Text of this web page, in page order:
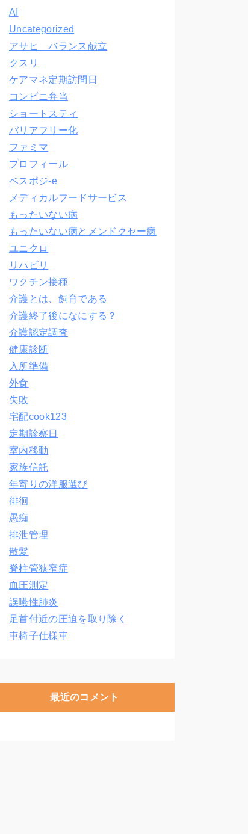
AI
Uncategorized
アサヒ バランス献立
クスリ
ケアマネ定期訪問日
コンビニ弁当
ショートスティ
バリアフリー化
ファミマ
プロフィール
ベスポジ-e
メディカルフードサービス
もったいない病
もったいない病とメンドクセー病
ユニクロ
リハビリ
ワクチン接種
介護とは、飼育である
介護終了後になにする？
介護認定調査
健康診断
入所準備
外食
失敗
宅配cook123
定期診察日
室内移動
家族信託
年寄りの洋服選び
徘徊
愚痴
排泄管理
散髪
脊柱管狭窄症
血圧測定
誤嚥性肺炎
足首付近の圧迫を取り除く
車椅子仕様車
最近のコメント